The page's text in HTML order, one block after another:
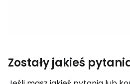
Zostały jakieś